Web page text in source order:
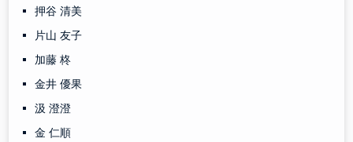
押谷 清美
片山 友子
加藤 柊
金井 優果
汲 澄澄
金 仁順